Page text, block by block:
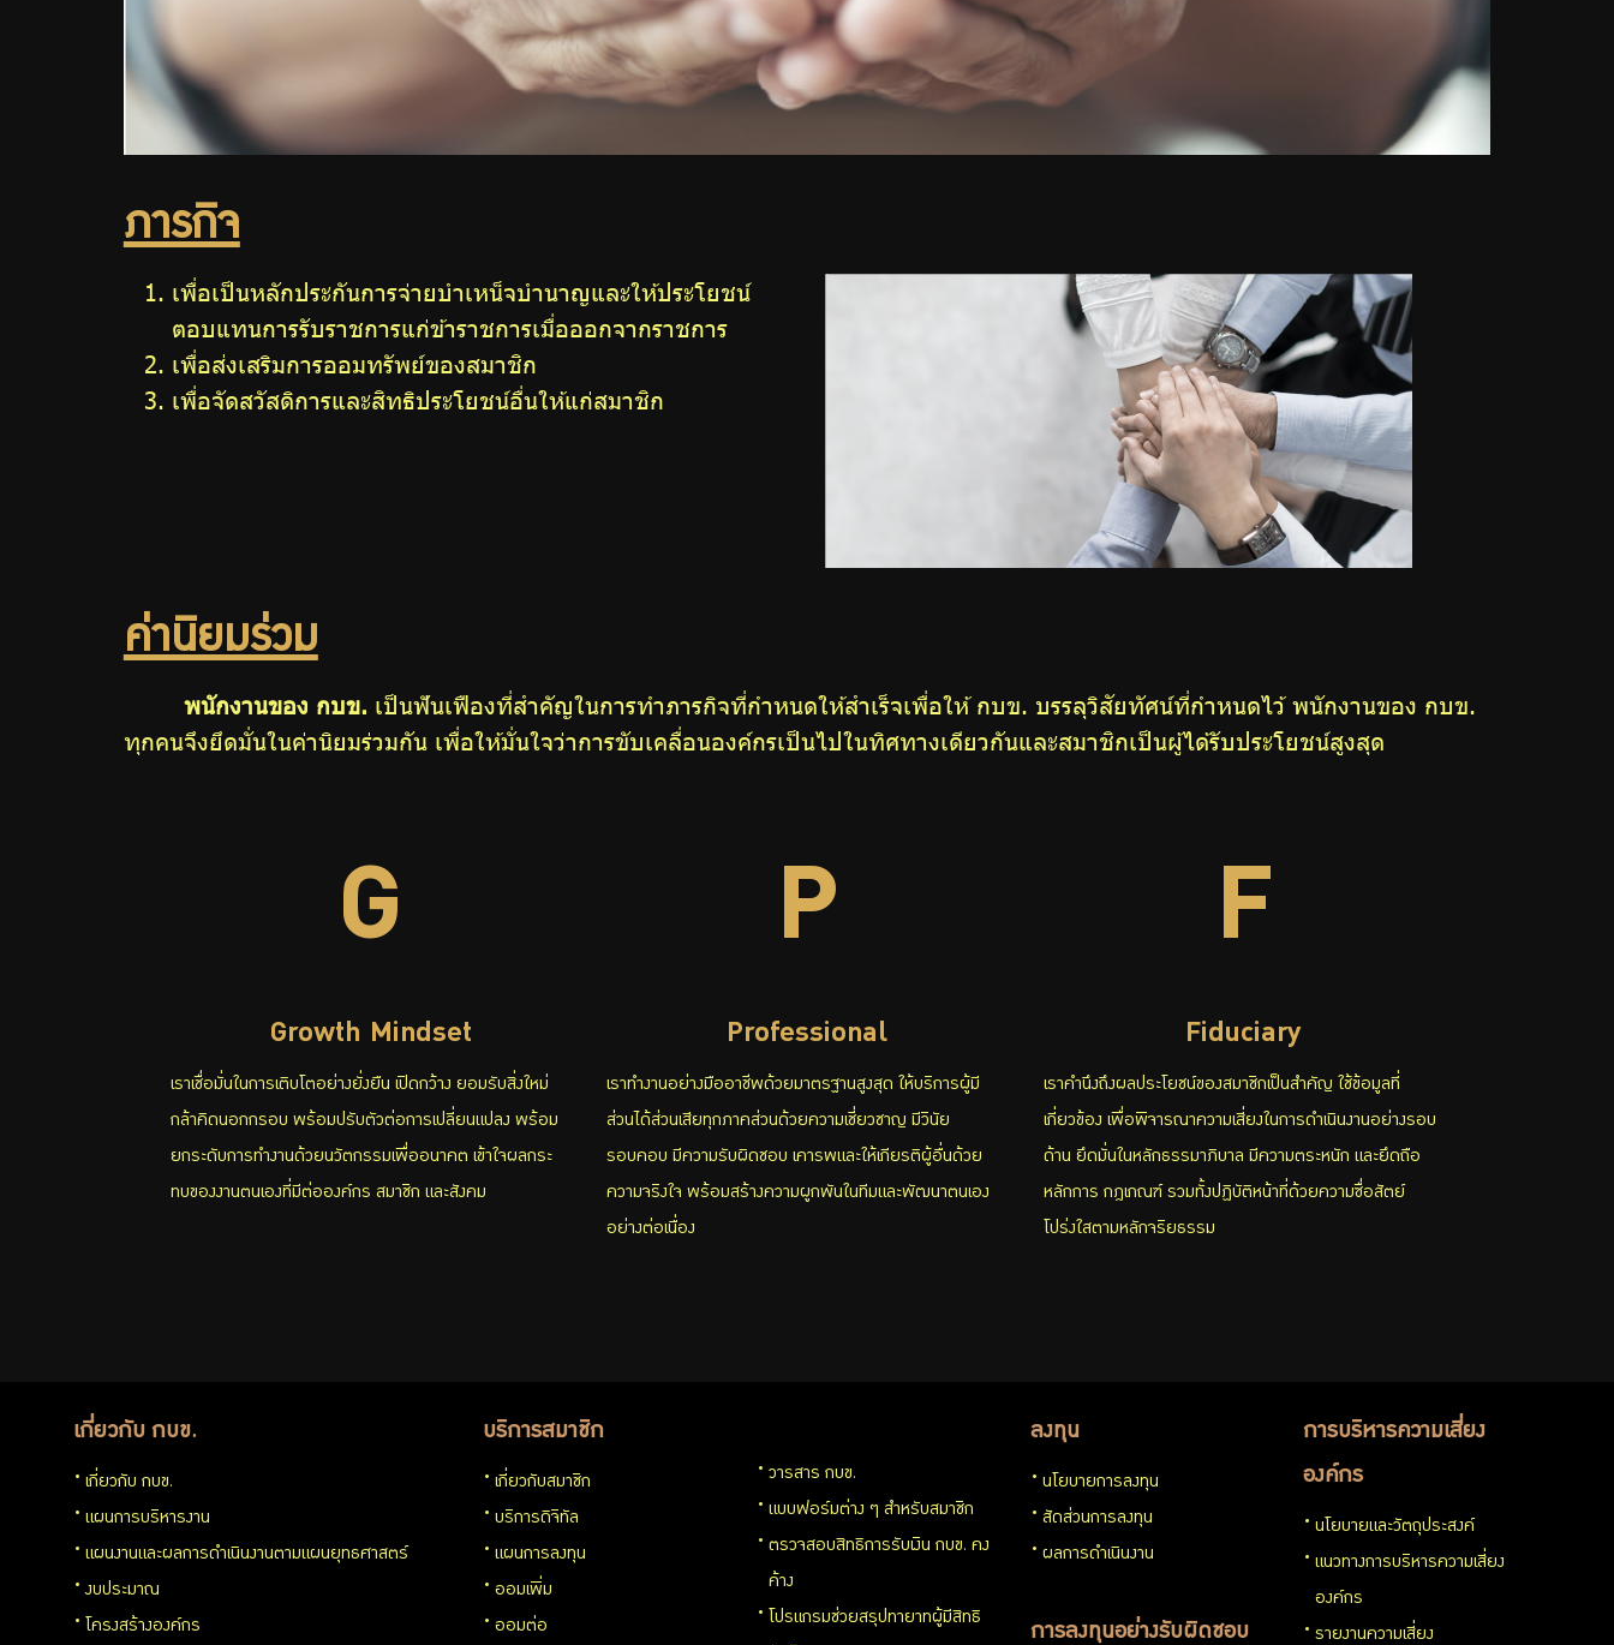
ภารกิจ
เพื่อเป็นหลักประกันการจ่ายบำเหน็จบำนาญและให้ประโยชน์
ตอบแทนการรับราชการแก่ข้าราชการเมื่อออกจากราชการ
เพื่อส่งเสริมการออมทรัพย์ของสมาชิก
เพื่อจัดสวัสดิการและสิทธิประโยชน์อื่นให้แก่สมาชิก
ค่านิยมร่วม
พนักงานของ กบข. เป็นฟันเฟืองที่สำคัญในการทำภารกิจที่กำหนดให้สำเร็จเพื่อให้ กบข. บรรลุวิสัยทัศน์ที่กำหนดไว้ พนักงานของ กบข.
ทุกคนจึงยึดมั่นในค่านิยมร่วมกัน เพื่อให้มั่นใจว่าการขับเคลื่อนองค์กรเป็นไปในทิศทางเดียวกันและสมาชิกเป็นผู้ได้รับประโยชน์สูงสุด
G
Growth Mindset
เราเชื่อมั่นในการเติบโตอย่างยั่งยืน เปิดกว้าง ยอมรับสิ่งใหม่
กล้าคิดนอกกรอบ พร้อมปรับตัวต่อการเปลี่ยนแปลง พร้อม
ยกระดับการทำงานด้วยนวัตกรรมเพื่ออนาคต เข้าใจผลกระ
ทบของงานตนเองที่มีต่อองค์กร สมาชิก และสังคม
P
Professional
เราทำงานอย่างมืออาชีพด้วยมาตรฐานสูงสุด ให้บริการผู้มี
ส่วนได้ส่วนเสียทุกภาคส่วนด้วยความเชี่ยวชาญ มีวินัย
รอบคอบ มีความรับผิดชอบ เคารพและให้เกียรติผู้อื่นด้วย
ความจริงใจ พร้อมสร้างความผูกพันในทีมและพัฒนาตนเอง
อย่างต่อเนื่อง
F
Fiduciary
เราคำนึงถึงผลประโยชน์ของสมาชิกเป็นสำคัญ ใช้ข้อมูลที่
เกี่ยวข้อง เพื่อพิจารณาความเสี่ยงในการดำเนินงานอย่างรอบ
ด้าน ยึดมั่นในหลักธรรมาภิบาล มีความตระหนัก และยึดถือ
หลักการ กฎเกณฑ์ รวมทั้งปฏิบัติหน้าที่ด้วยความซื่อสัตย์
โปร่งใสตามหลักจริยธรรม
เกี่ยวกับ กบข.
เกี่ยวกับ กบข.
แผนการบริหารงาน
แผนงานและผลการดำเนินงานตามแผนยุทธศาสตร์
งบประมาณ
โครงสร้างองค์กร
บริการสมาชิก
เกี่ยวกับสมาชิก
บริการดิจิทัล
แผนการลงทุน
ออมเพิ่ม
ออมต่อ
วารสาร กบข.
แบบฟอร์มต่าง ๆ สำหรับสมาชิก
ตรวจสอบสิทธิการรับเงิน กบข. คง
ค้าง
โปรแกรมช่วยสรุปทายาทผู้มีสิทธิ
ลงทุน
นโยบายการลงทุน
สัดส่วนการลงทุน
ผลการดำเนินงาน
การลงทุนอย่างรับผิดชอบ
การบริหารความเสี่ยง
องค์กร
นโยบายและวัตถุประสงค์
แนวทางการบริหารความเสี่ยง
องค์กร
รายงานความเสี่ยง